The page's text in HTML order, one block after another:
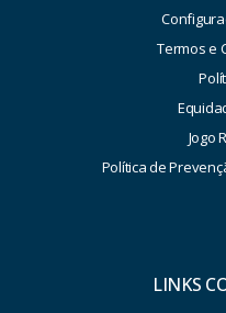
Termos e
Jogo
Política de
LINKS